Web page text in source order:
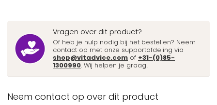
Vragen over dit product?
Of heb je hulp nodig bij het bestellen? Neem
contact op met onze supportafdeling via
shop@vitadvice.com of +31-(0)85-
1300990. Wij helpen je graag!
Neem contact op over dit product